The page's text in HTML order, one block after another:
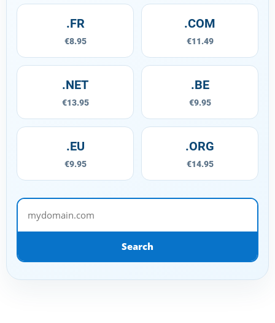
.FR
€8.95
.COM
€11.49
.NET
€13.95
.BE
€9.95
.EU
€9.95
.ORG
€14.95
mydomain.com
Search